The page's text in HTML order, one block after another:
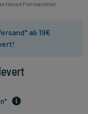
Hevert Filmtabletten
ab 19€